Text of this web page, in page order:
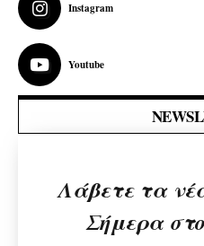
Instagram
Youtube
Λάβετε τα
Σήμερα